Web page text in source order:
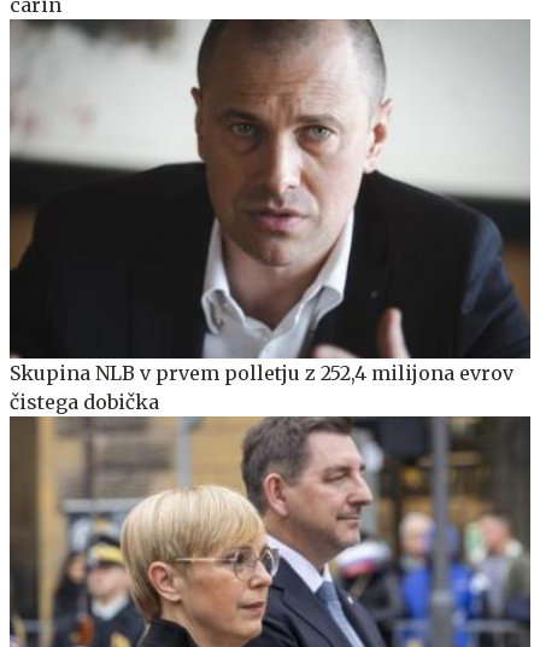
Skupina NLB v prvem polletju z 252,4 milijona evrov
čistega dobička